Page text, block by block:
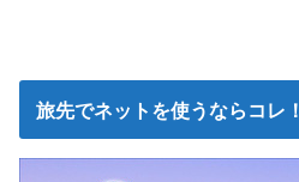
旅先でネットを使うならコレ！